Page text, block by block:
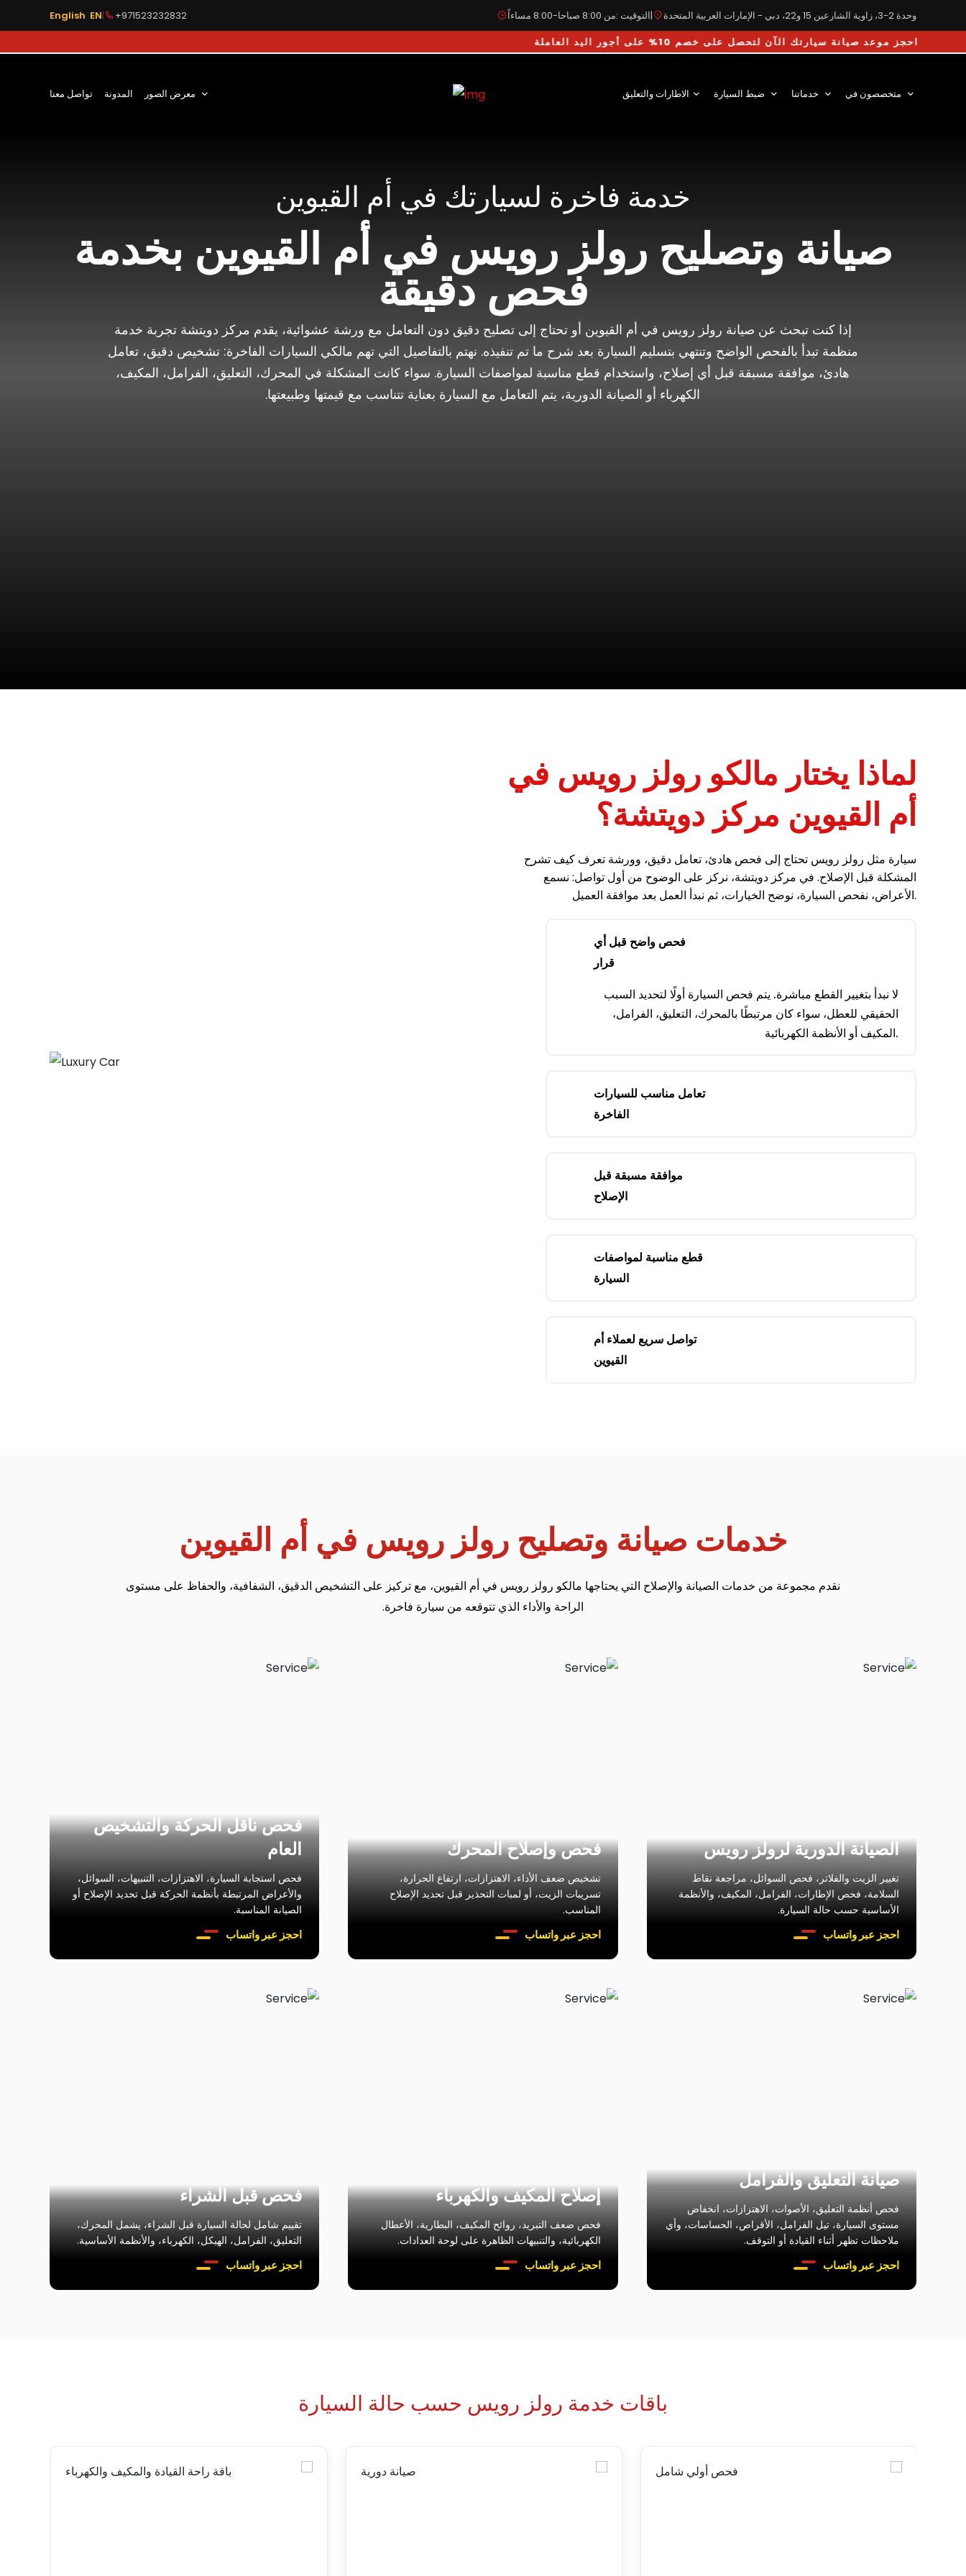
وحدة 2-3، زاوية الشارعين 15 و22، دبي - الإمارات العربية المتحدة |التوقيت :من 8:00 صباحا-8:00 مساءاً +971523232832
|
English EN
احجز موعد صيانة سيارتك الآن لتحصل على خصم 10% على أجور اليد العاملة
تواصل معنا المدونة الاطارات والتعليق
خدمة فاخرة لسيارتك في أم القيوين
صيانة وتصليح رولز رويس في أم القيوين بخدمة
فحص دقيقة
إذا كنت تبحث عن صيانة رولز رويس في أم القيوين أو تحتاج إلى تصليح دقيق دون التعامل مع ورشة عشوائية، يقدم مركز دويتشة تجربة خدمة
منظمة تبدأ بالفحص الواضح وتنتهي بتسليم السيارة بعد شرح ما تم تنفيذه. نهتم بالتفاصيل التي تهم مالكي السيارات الفاخرة: تشخيص دقيق، تعامل
هادئ، موافقة مسبقة قبل أي إصلاح، واستخدام قطع مناسبة لمواصفات السيارة. سواء كانت المشكلة في المحرك، التعليق، الفرامل، المكيف،
الكهرباء أو الصيانة الدورية، يتم التعامل مع السيارة بعناية تتناسب مع قيمتها وطبيعتها.
لماذا يختار مالكو رولز رويس في
أم القيوين مركز دويتشة؟
سيارة مثل رولز رويس تحتاج إلى فحص هادئ، تعامل دقيق، وورشة تعرف كيف تشرح
المشكلة قبل الإصلاح. في مركز دويتشة، نركز على الوضوح من أول تواصل: نسمع
الأعراض، نفحص السيارة، نوضح الخيارات، ثم نبدأ العمل بعد موافقة العميل.
فحص واضح قبل أي
قرار
لا نبدأ بتغيير القطع مباشرة. يتم فحص السيارة أولًا لتحديد السبب
الحقيقي للعطل، سواء كان مرتبطًا بالمحرك، التعليق، الفرامل،
المكيف أو الأنظمة الكهربائية.
تعامل مناسب للسيارات
الفاخرة
موافقة مسبقة قبل
الإصلاح
قطع مناسبة لمواصفات
السيارة
تواصل سريع لعملاء أم
القيوين
خدمات صيانة وتصليح رولز رويس في أم القيوين
نقدم مجموعة من خدمات الصيانة والإصلاح التي يحتاجها مالكو رولز رويس في أم القيوين، مع تركيز على التشخيص الدقيق، الشفافية، والحفاظ على مستوى
الراحة والأداء الذي تتوقعه من سيارة فاخرة.
الصيانة الدورية لرولز رويس
تغيير الزيت والفلاتر، فحص السوائل، مراجعة نقاط
السلامة، فحص الإطارات، الفرامل، المكيف، والأنظمة
الأساسية حسب حالة السيارة.
احجز عبر واتساب
فحص وإصلاح المحرك
تشخيص ضعف الأداء، الاهتزازات، ارتفاع الحرارة،
تسريبات الزيت، أو لمبات التحذير قبل تحديد الإصلاح
المناسب.
احجز عبر واتساب
فحص ناقل الحركة والتشخيص
العام
فحص استجابة السيارة، الاهتزازات، التنبيهات، السوائل،
والأعراض المرتبطة بأنظمة الحركة قبل تحديد الإصلاح أو
الصيانة المناسبة.
احجز عبر واتساب
صيانة التعليق والفرامل
فحص أنظمة التعليق، الأصوات، الاهتزازات، انخفاض
مستوى السيارة، تيل الفرامل، الأقراص، الحساسات، وأي
ملاحظات تظهر أثناء القيادة أو التوقف.
احجز عبر واتساب
إصلاح المكيف والكهرباء
فحص ضعف التبريد، روائح المكيف، البطارية، الأعطال
الكهربائية، والتنبيهات الظاهرة على لوحة العدادات.
احجز عبر واتساب
فحص قبل الشراء
تقييم شامل لحالة السيارة قبل الشراء، يشمل المحرك،
التعليق، الفرامل، الهيكل، الكهرباء، والأنظمة الأساسية.
احجز عبر واتساب
باقات خدمة رولز رويس حسب حالة السيارة